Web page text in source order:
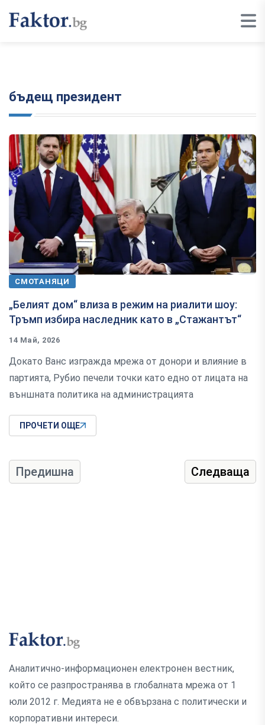
бъдещ президент
СМОТАНЯЦИ
„Белият дом“ влиза в режим на риалити шоу:
Тръмп избира наследник като в „Стажантът“
14 Май, 2026
Докато Ванс изгражда мрежа от донори и влияние в
партията, Рубио печели точки като едно от лицата на
външната политика на администрацията
ПРОЧЕТИ ОЩЕ
Предишна Следваща
Аналитично-информационен електронен вестник,
който се разпространява в глобалната мрежа от 1
юли 2012 г. Медията не е обвързана с политически и
корпоративни интереси.